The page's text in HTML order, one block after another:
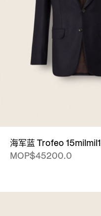
海军蓝 Trofeo
MOP$45200.0